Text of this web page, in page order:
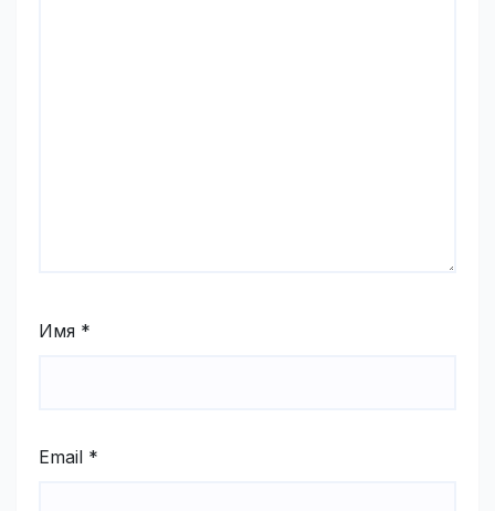
Имя *
Email *